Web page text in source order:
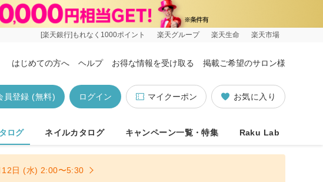
[楽天銀行]もれなく1000ポイント 楽天グループ 楽天生命 楽天市場
はじめての方へ ヘルプ お得な情報を受け取る 掲載ご希望のサロン様
お気に入り
マイクーポン
ログイン
員登録 (無料)
ログ ネイルカタログ キャンペーン一覧・特集 Raku Lab
12日 (水) 2:00〜5:30